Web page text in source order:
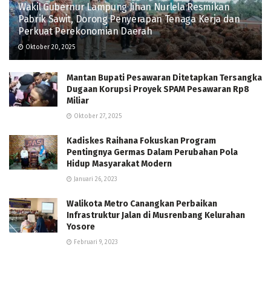
Wakil Gubernur Lampung Jihan Nurlela Resmikan
Pabrik Sawit, Dorong Penyerapan Tenaga Kerja dan
Perkuat Perekonomian Daerah
Oktober 20, 2025
Mantan Bupati Pesawaran Ditetapkan Tersangka
Dugaan Korupsi Proyek SPAM Pesawaran Rp8
Miliar
Oktober 27, 2025
Kadiskes Raihana Fokuskan Program
Pentingnya Germas Dalam Perubahan Pola
Hidup Masyarakat Modern
Januari 26, 2023
Walikota Metro Canangkan Perbaikan
Infrastruktur Jalan di Musrenbang Kelurahan
Yosore
Februari 9, 2023